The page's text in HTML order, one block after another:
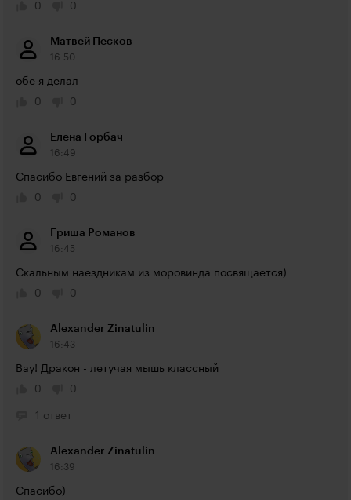
0
0
Матвей Песков
16:50
обе я делал
0
0
Елена Горбач
16:49
Спасибо Евгений за разбор
0
0
Гриша Романов
16:45
Скальным наездникам из моровинда посвящается)
0
0
Alexander Zinatulin
16:43
Вау! Дракон - летучая мышь классный
0
0
1 ответ
Alexander Zinatulin
16:39
Спасибо)